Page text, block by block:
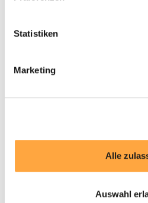
Statistiken
Marketing
Alle
Auswahl